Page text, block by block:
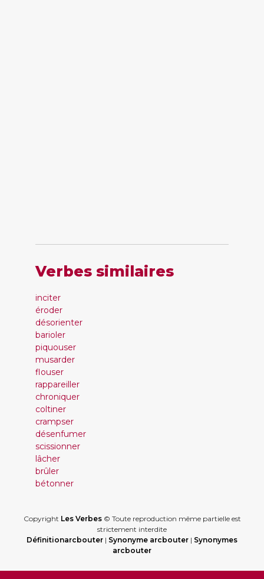
Verbes similaires
inciter
éroder
désorienter
barioler
piquouser
musarder
flouser
rappareiller
chroniquer
coltiner
crampser
désenfumer
scissionner
lâcher
brûler
bétonner
Copyright Les Verbes© Toute reproduction même partielle est
strictement interdite
Définitionarcbouter | Synonyme arcbouter | Synonymes
arcbouter